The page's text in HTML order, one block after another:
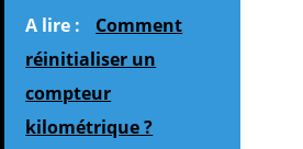
A lire :
Comment
réinitialiser un
compteur
kilométrique ?